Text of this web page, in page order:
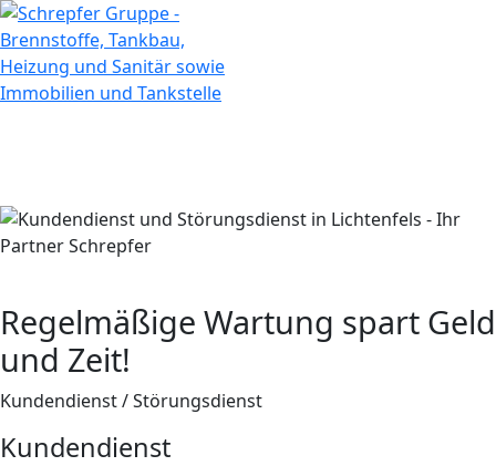
Regelmäßige Wartung spart Geld
und Zeit!
Kundendienst / Störungsdienst
Kundendienst